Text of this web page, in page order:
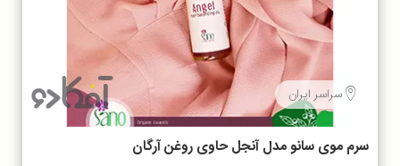
سراسر ایران
سرم موی سانو مدل آنجل حاوی روغن آرگان